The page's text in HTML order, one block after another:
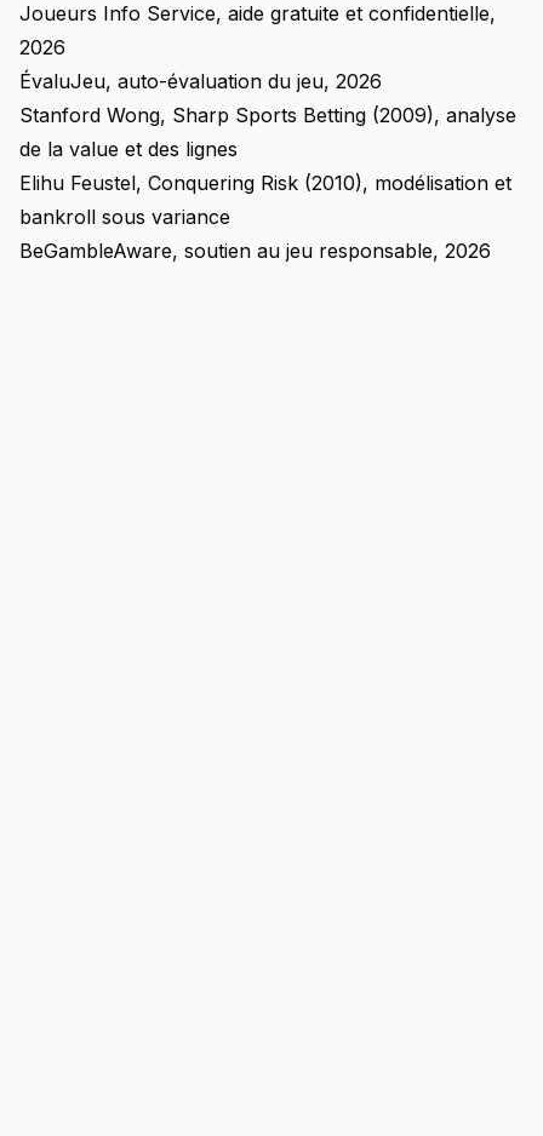
Joueurs Info Service, aide gratuite et confidentielle,
2026
ÉvaluJeu, auto-évaluation du jeu, 2026
Stanford Wong, Sharp Sports Betting (2009), analyse
de la value et des lignes
Elihu Feustel, Conquering Risk (2010), modélisation et
bankroll sous variance
BeGambleAware, soutien au jeu responsable, 2026